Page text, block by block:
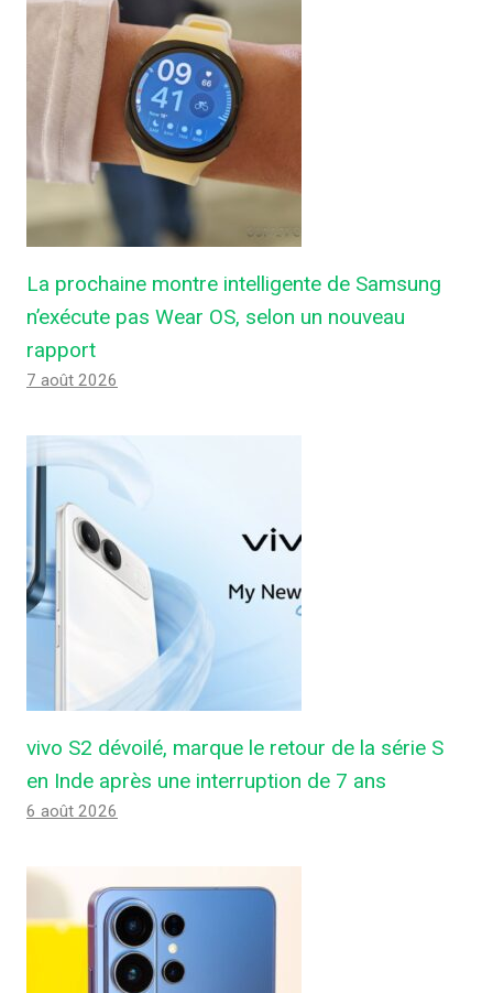
La prochaine montre intelligente de Samsung
n’exécute pas Wear OS, selon un nouveau
rapport
7 août 2026
vivo S2 dévoilé, marque le retour de la série S
en Inde après une interruption de 7 ans
6 août 2026